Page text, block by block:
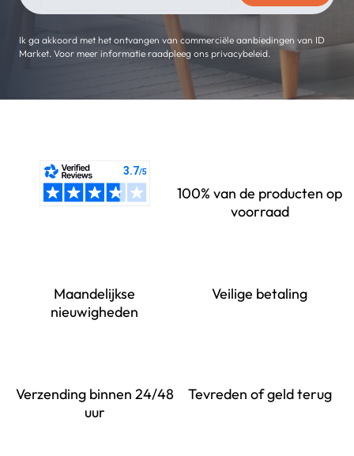
Ik ga akkoord met het ontvangen van commerciële aanbiedingen van ID
Market. Voor meer informatie raadpleeg ons privacybeleid.
100% van de producten op
voorraad
Maandelijkse
nieuwigheden
Veilige betaling
Verzending binnen 24/48
uur
Tevreden of geld terug